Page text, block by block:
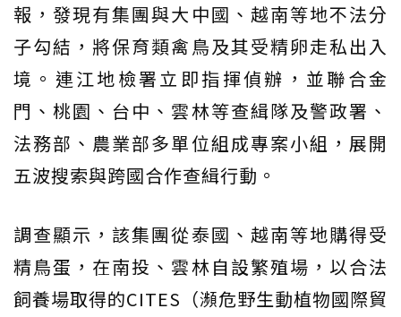
報，發現有集團與大中國、越南等地不法分
子勾結，將保育類禽鳥及其受精卵走私出入
境。連江地檢署立即指揮偵辦，並聯合金
門、桃園、台中、雲林等查緝隊及警政署、
法務部、農業部多單位組成專案小組，展開
五波搜索與跨國合作查緝行動。
調查顯示，該集團從泰國、越南等地購得受
精鳥蛋，在南投、雲林自設繁殖場，以合法
飼養場取得的CITES（瀕危野生動植物國際貿